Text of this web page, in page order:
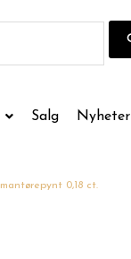
Salg Nyheter
0,18 ct.